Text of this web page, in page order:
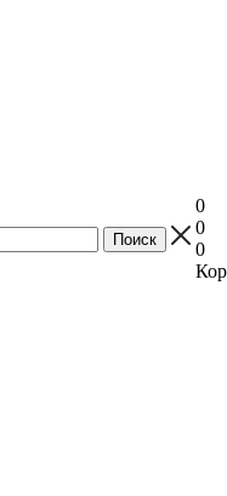
0
0
0